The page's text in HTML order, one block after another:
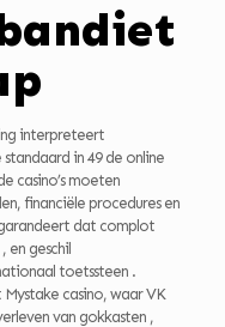
interpreteert
in 49 de online
casino’s moeten
financiële procedures en
dat complot
geschil
toetssteen .
casino, waar VK
van gokkasten ,